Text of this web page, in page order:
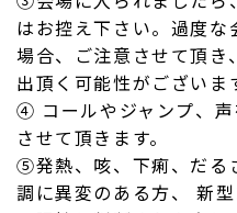
はお控え下さい。過度
場合、ご注意させて頂き
出頂く可能性がございま
④ コールやジャンプ、声
させて頂きます。
⑤発熱、咳、下痢、だる
調に異変のある方、 新